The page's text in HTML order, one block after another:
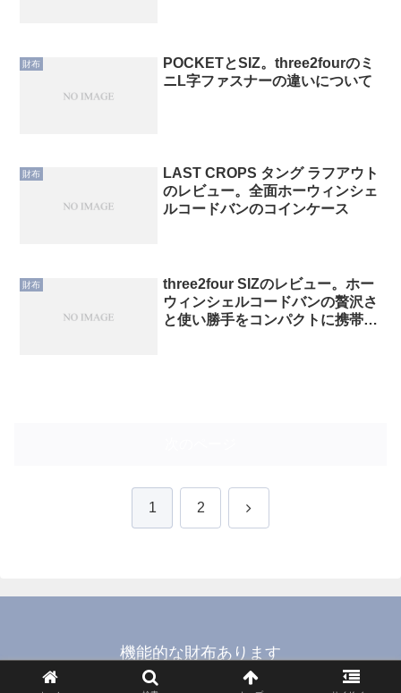
財布
POCKETとSIZ。three2fourのミ
ニL字ファスナーの違いについて
財布
LAST CROPS タング ラフアウト
のレビュー。全面ホーウィンシェ
ルコードバンのコインケース
財布
three2four SIZのレビュー。ホー
ウィンシェルコードバンの贅沢さ
と使い勝手をコンパクトに携帯で
1 2 次
機能的な財布あります
© 2015-2026 機能的な財布あります.